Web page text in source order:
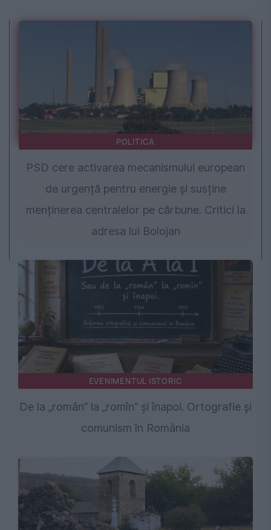
POLITICA
PSD cere activarea mecanismului european
de urgență pentru energie și susține
menținerea centralelor pe cărbune. Critici la
adresa lui Bolojan
EVENIMENTUL ISTORIC
De la „român” la „romîn” și înapoi. Ortografie și
comunism în România